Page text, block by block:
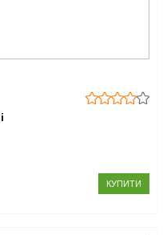
КУПИТИ